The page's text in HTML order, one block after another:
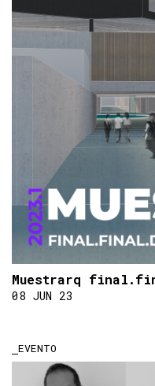
Muestrarq
08 JUN 23
EVENTO